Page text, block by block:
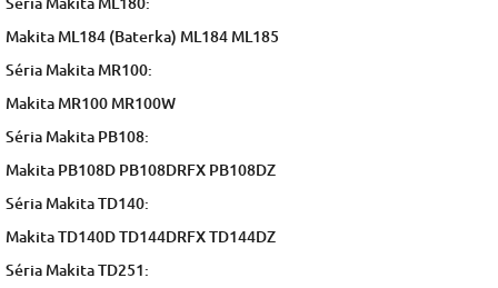
Makita ML184 (Baterka) ML184 ML185
Séria Makita MR100:
Makita MR100 MR100W
Séria Makita PB108:
Makita PB108D PB108DRFX PB108DZ
Séria Makita TD140:
Makita TD140D TD144DRFX TD144DZ
Séria Makita TD251: